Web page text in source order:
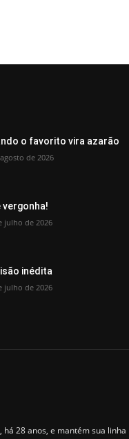
o favorito vira azarão
de 2026
vergonha!
julho de 2026
inédita
julho de 2026
28 anos, e mantém sua linha